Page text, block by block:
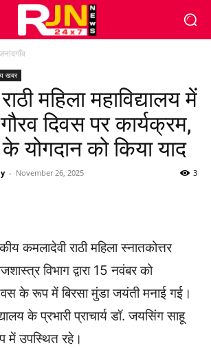
खबर
महिला महाविद्यालय में
दिवस पर कार्यक्रम,
योगदान को किया याद
- November 26, 2025 3
कमलादेवी राठी महिला स्नातकोत्तर
विभाग द्वारा 15 नवंबर को
के रूप में बिरसा मुंडा जयंती मनाई गई।
के प्रभारी प्राचार्य डॉ. जयसिंग साहू
में उपस्थित रहे।